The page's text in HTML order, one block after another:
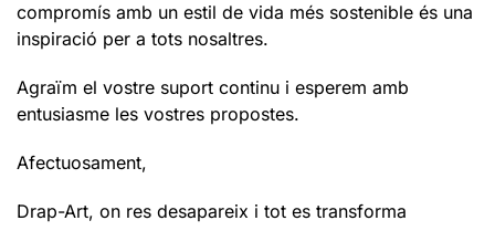
compromís amb un estil de vida més sostenible és una
inspiració per a tots nosaltres.
Agraïm el vostre suport continu i esperem amb
entusiasme les vostres propostes.
Afectuosament,
Drap-Art, on res desapareix i tot es transforma